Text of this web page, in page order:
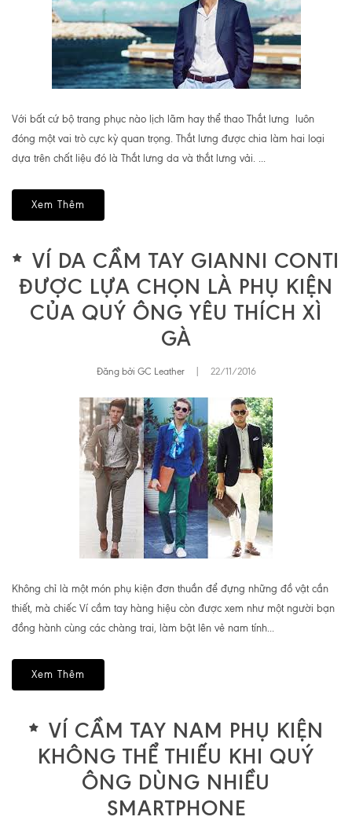
Với bất cứ bộ trang phục nào lịch lãm hay thể thao Thắt lưng luôn
đóng một vai trò cực kỳ quan trọng. Thắt lưng được chia làm hai loại
dựa trên chất liệu đó là Thắt lưng da và thắt lưng vải. ...
Xem Thêm
VÍ DA CẦM TAY GIANNI CONTI
ĐƯỢC LỰA CHỌN LÀ PHỤ KIỆN
CỦA QUÝ ÔNG YÊU THÍCH XÌ
GÀ
Đăng bởi GC Leather 22/11/2016
Không chỉ là một món phụ kiện đơn thuần để đựng những đồ vật cần
thiết, mà chiếc Ví cầm tay hàng hiệu còn được xem như một người bạn
đồng hành cùng các chàng trai, làm bật lên vẻ nam tính...
Xem Thêm
VÍ CẦM TAY NAM PHỤ KIỆN
KHÔNG THỂ THIẾU KHI QUÝ
ÔNG DÙNG NHIỀU
SMARTPHONE